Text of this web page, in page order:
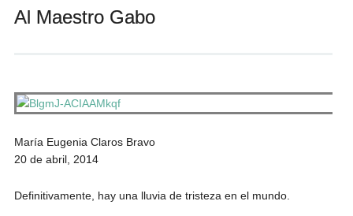
Al Maestro Gabo
María Eugenia Claros Bravo
20 de abril, 2014
Definitivamente, hay una lluvia de tristeza en el mundo.